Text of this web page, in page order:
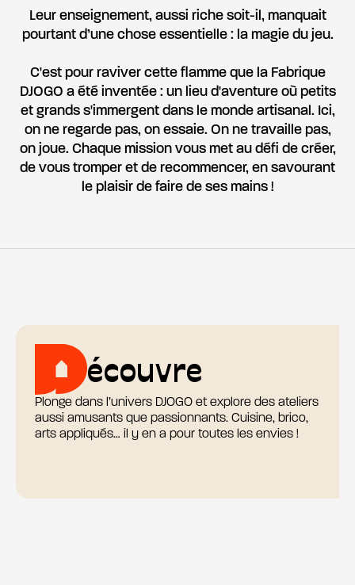
Leur enseignement, aussi riche soit-il, manquait
pourtant d’une chose essentielle : la magie du jeu.
C'est pour raviver cette flamme que la Fabrique
DJOGO a été inventée : un lieu d'aventure où petits
et grands s'immergent dans le monde artisanal. Ici,
on ne regarde pas, on essaie. On ne travaille pas,
on joue. Chaque mission vous met au défi de créer,
de vous tromper et de recommencer, en savourant
le plaisir de faire de ses mains !
écouvre
Plonge dans l’univers DJOGO et explore des ateliers
aussi amusants que passionnants. Cuisine, brico,
arts appliqués… il y en a pour toutes les envies !